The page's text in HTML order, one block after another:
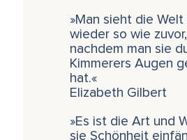
»Man sieht die Welt
wieder so wie zuvor,
nachdem man sie
Kimmerers Augen
hat.«
Elizabeth Gilbert
»Es ist die Art und
sie Schönheit